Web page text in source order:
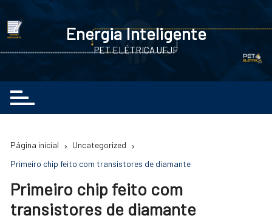
para
conteúdo
Energia Inteligente
PET ELÉTRICA UFJF
Página inicial
Uncategorized
Primeiro chip feito com transistores de diamante
Primeiro chip feito com
transistores de diamante